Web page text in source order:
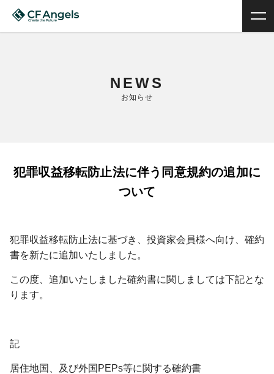
NEWS
お知らせ
犯罪収益移転防止法に伴う同意規約の追加に
ついて
犯罪収益移転防止法に基づき、投資家会員様へ向け、確約
書を新たに追加いたしました。
この度、追加いたしました確約書に関しましては下記とな
ります。
記
居住地国、及び外国PEPs等に関する確約書